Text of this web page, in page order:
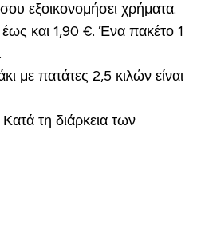
εξοικονομήσει χρήματα.
και 1,90 €. Ένα πακέτο 1
με πατάτες 2,5 κιλών είναι
τη διάρκεια των